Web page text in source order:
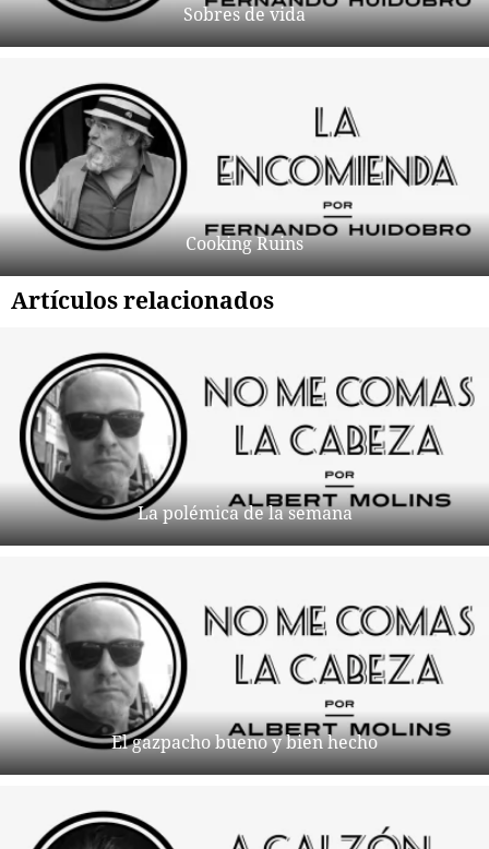
Sobres de vida
Cooking Ruins
Artículos relacionados
La polémica de la semana
El gazpacho bueno y bien hecho